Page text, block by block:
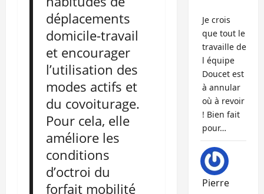
déplacements
domicile-travail
et encourager
l’utilisation des
modes actifs et
du covoiturage.
Pour cela, elle
améliore les
conditions
d’octroi du
forfait mobilité
Je crois
que tout le
travaille de
l équipe
Doucet est
à annular
où à revoir
! Bien fait
pour…
Pierre